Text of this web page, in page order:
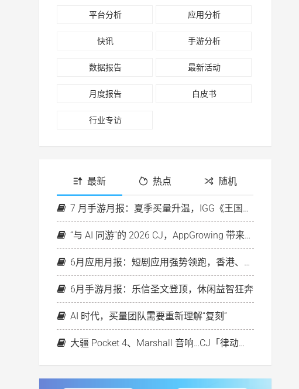
平台分析 应用分析
快讯 手游分析
数据报告 最新活动
月度报告 白皮书
行业专访
最新 热点 随机
7 月手游月报：夏季买量升温，IGG《王国纪元》再次破圈
“与 AI 同游”的 2026 CJ，AppGrowing 带来行业首个素材策略分析 Agent
6月应用月报：短剧应用强势领跑，香港、欧洲房产平台投放升温
6月手游月报：乐信圣文登顶，休闲益智狂奔
AI 时代，买量团队需要重新理解“复刻”
大疆 Pocket 4、Marshall 音响…CJ「律动之夜」好礼等你来！